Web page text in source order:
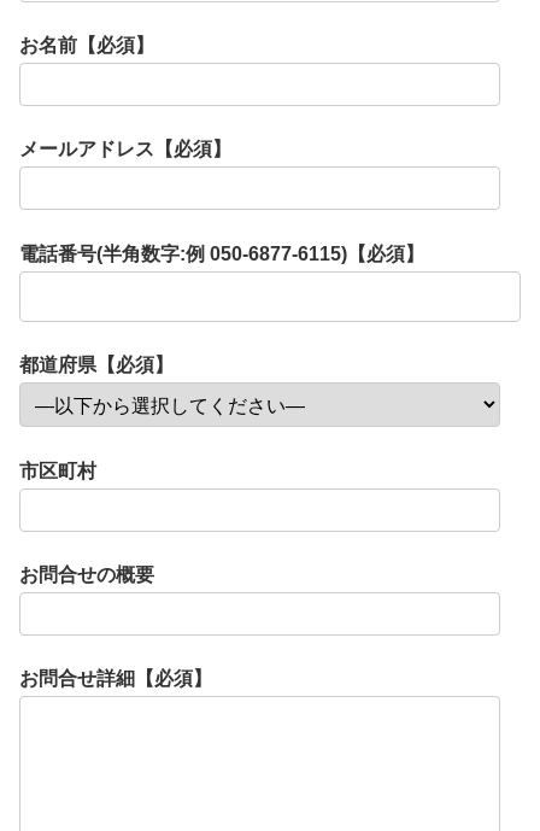
お名前【必須】
メールアドレス【必須】
電話番号(半角数字:例 050-6877-6115)【必須】
都道府県【必須】
市区町村
お問合せの概要
お問合せ詳細【必須】